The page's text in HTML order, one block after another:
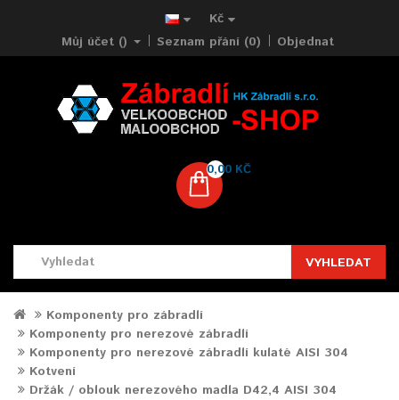
Kč
Můj účet ()
Seznam přání (0) Objednat
0,00 KČ
VYHLEDAT
Komponenty pro zábradlí
Komponenty pro nerezové zábradlí
Komponenty pro nerezové zábradlí kulaté AISI 304
Kotvení
Držák / oblouk nerezového madla D42,4 AISI 304